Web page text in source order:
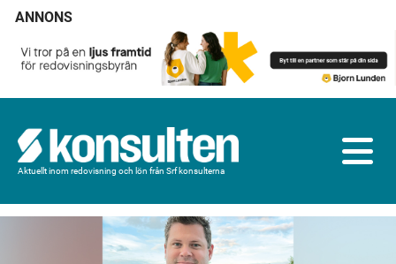
ANNONS
Aktuellt inom redovisning och lön från Srf konsulterna